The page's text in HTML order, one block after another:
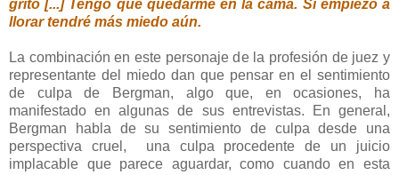
grito [...] Tengo que quedarme en la cama. Si empiezo a
llorar tendré más miedo aún.
La combinación en este personaje de la profesión de juez y
representante del miedo dan que pensar en el sentimiento
de culpa de Bergman, algo que, en ocasiones, ha
manifestado en algunas de sus entrevistas. En general,
Bergman habla de su sentimiento de culpa desde una
perspectiva cruel, una culpa procedente de un juicio
implacable que parece aguardar, como cuando en esta